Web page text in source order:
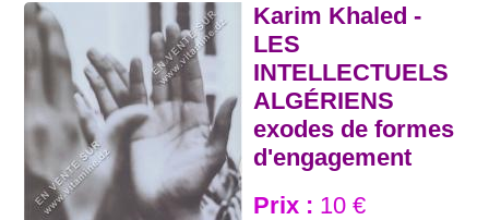
Karim Khaled -
LES
INTELLECTUELS
ALGÉRIENS
exodes de formes
d'engagement
Prix : 10 €